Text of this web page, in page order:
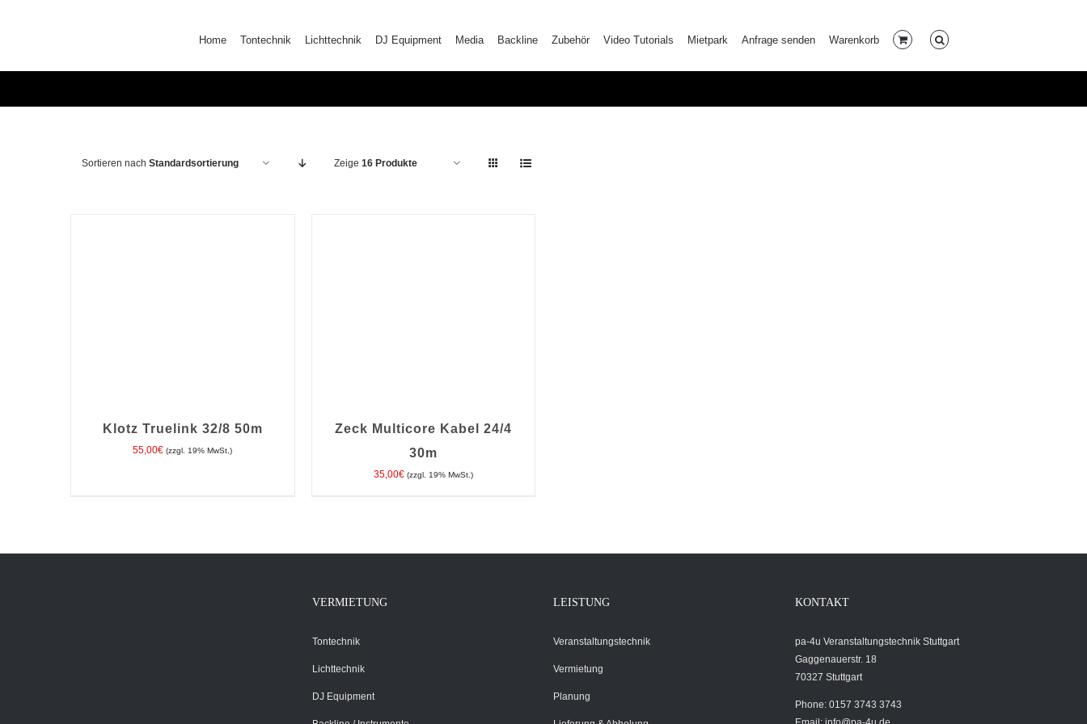
Home Tontechnik Lichttechnik DJ Equipment Media Backline Zubehör Video Tutorials Mietpark Anfrage senden Warenkorb
Sortieren nach Standardsortierung Zeige 16 Produkte
Klotz Truelink 32/8 50m
55,00€ (zzgl. 19% MwSt.)
Zeck Multicore Kabel 24/4
30m
35,00€ (zzgl. 19% MwSt.)
VERMIETUNG
Tontechnik
Lichttechnik
DJ Equipment
LEISTUNG
Veranstaltungstechnik
Vermietung
Planung
KONTAKT
pa-4u Veranstaltungstechnik Stuttgart
Gaggenauerstr. 18
70327 Stuttgart
Phone: 0157 3743 3743